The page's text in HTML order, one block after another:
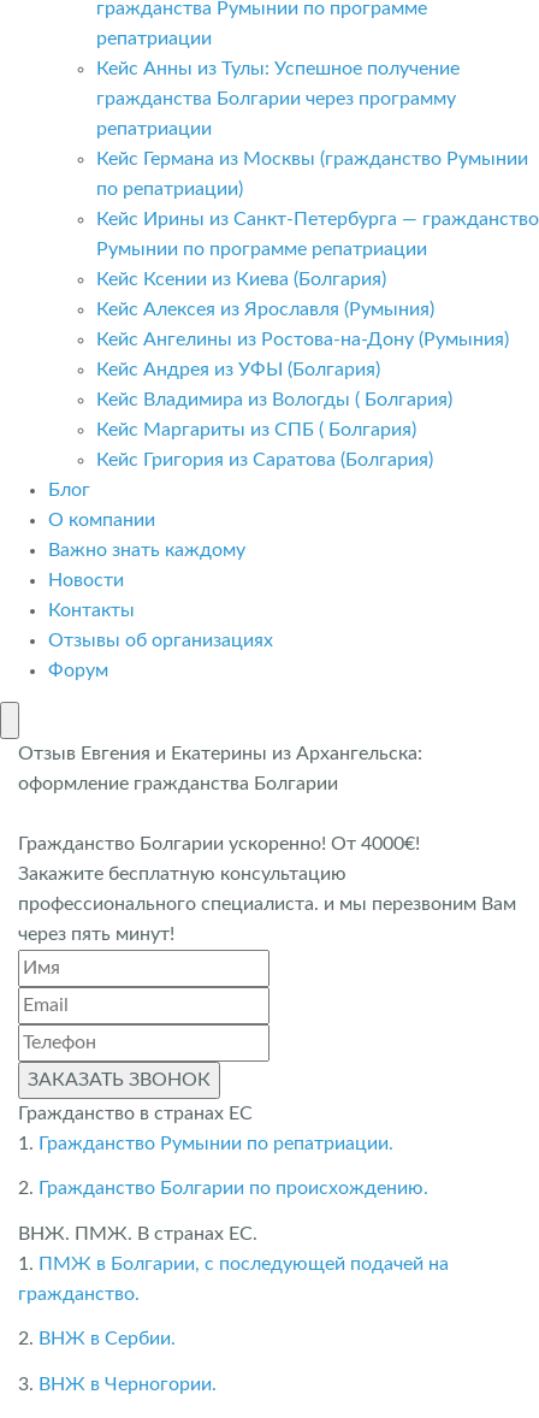
гражданства Румынии по программе
репатриации
Кейс Анны из Тулы: Успешное получение
гражданства Болгарии через программу
репатриации
Кейс Германа из Москвы (гражданство Румынии
по репатриации)
Кейс Ирины из Санкт-Петербурга — гражданство
Румынии по программе репатриации
Кейс Ксении из Киева (Болгария)
Кейс Алексея из Ярославля (Румыния)
Кейс Ангелины из Ростова-на-Дону (Румыния)
Кейс Андрея из УФЫ (Болгария)
Кейс Владимира из Вологды ( Болгария)
Кейс Маргариты из СПБ ( Болгария)
Кейс Григория из Саратова (Болгария)
Блог
О компании
Важно знать каждому
Новости
Контакты
Отзывы об организациях
Форум
Отзыв Евгения и Екатерины из Архангельска:
оформление гражданства Болгарии
Гражданство Болгарии ускоренно! От 4000€!
Закажите бесплатную консультацию
профессионального специалиста. и мы перезвоним Вам
через пять минут!
ЗАКАЗАТЬ ЗВОНОК
Гражданство в странах ЕС
1. Гражданство Румынии по репатриации.
2. Гражданство Болгарии по происхождению.
ВНЖ. ПМЖ. В странах ЕС.
1. ПМЖ в Болгарии, с последующей подачей на
гражданство.
2. ВНЖ в Сербии.
3. ВНЖ в Черногории.